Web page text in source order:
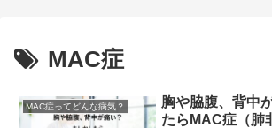
MAC症
MAC症ってどんな病気？
胸や脇腹、背中
たらMAC症（肺